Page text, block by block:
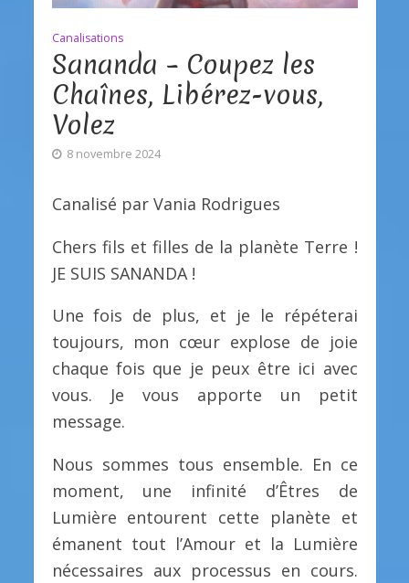
Canalisations
Sananda – Coupez les
Chaînes, Libérez-vous,
Volez
8 novembre 2024
Canalisé par Vania Rodrigues
Chers fils et filles de la planète Terre !
JE SUIS SANANDA !
Une fois de plus, et je le répéterai
toujours, mon cœur explose de joie
chaque fois que je peux être ici avec
vous. Je vous apporte un petit
message.
Nous sommes tous ensemble. En ce
moment, une infinité d’Êtres de
Lumière entourent cette planète et
émanent tout l’Amour et la Lumière
nécessaires aux processus en cours.